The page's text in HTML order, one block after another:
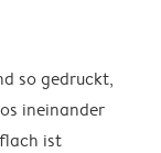
so gedruckt,
ineinander
ist